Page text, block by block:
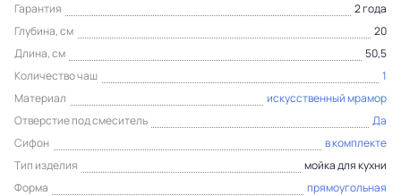
Гарантия
2 года
Глубина, см
20
Длина, см
50,5
Количество чаш
1
Материал
искусственный мрамор
Отверстие под смеситель
Да
Сифон
в комплекте
Тип изделия
мойка для кухни
Форма
прямоугольная